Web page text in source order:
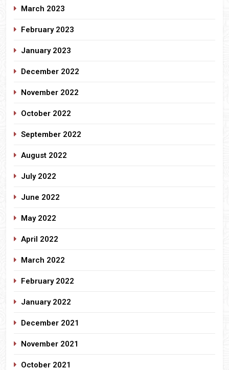
March 2023
February 2023
January 2023
December 2022
November 2022
October 2022
September 2022
August 2022
July 2022
June 2022
May 2022
April 2022
March 2022
February 2022
January 2022
December 2021
November 2021
October 2021